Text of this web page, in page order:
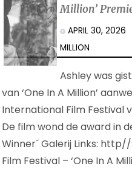
Million’
APRIL 30,
MILLION
Ashley was
van ‘One In A Million’
International Film Festival
De film wond de award in
Winner´ Galerij Links:
Film Festival – ‘One In A